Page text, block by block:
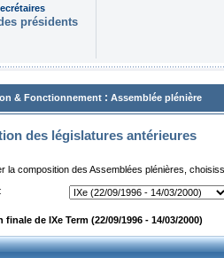
présidents
& Fonctionnement : Assemblée plénière
des législatures antérieures
la composition des Assemblées plénières,
de IXe Term (22/09/1996 - 14/03/2000)